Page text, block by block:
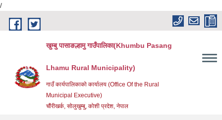
/
Skip to main content
खुम्बु पासाङल्हामु गाउँपालिका(Khumbu Pasang
Lhamu Rural Municipality)
गाउँ कार्यपालिकाको कार्यालय (Office Of the Rural
Municipal Executive)
चौंरीखर्क, सोलुखुम्बु, कोशी प्रदेश, नेपाल